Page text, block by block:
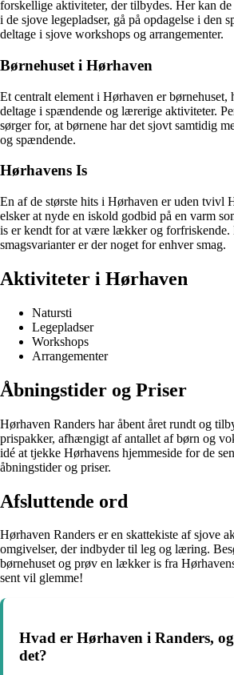
forskellige aktiviteter, der tilbydes. Her kan
i de sjove legepladser, gå på opdagelse i den
deltage i sjove workshops og arrangementer.
Børnehuset i Hørhaven
Et centralt element i Hørhaven er børnehuset,
deltage i spændende og lærerige aktiviteter.
sørger for, at børnene har det sjovt samtidig
og spændende.
Hørhavens Is
En af de største hits i Hørhaven er uden tvivl
elsker at nyde en iskold godbid på en varm
is er kendt for at være lækker og forfriskende.
smagsvarianter er der noget for enhver smag.
Aktiviteter i Hørhaven
Natursti
Legepladser
Workshops
Arrangementer
Åbningstider og Priser
Hørhaven Randers har åbent året rundt og
prispakker, afhængigt af antallet af børn og
idé at tjekke Hørhavens hjemmeside for de
åbningstider og priser.
Afsluttende ord
Hørhaven Randers er en skattekiste af sjove
omgivelser, der indbyder til leg og læring.
børnehuset og prøv en lækker is fra
sent vil glemme!
Hvad er Hørhaven i Randers,
det?